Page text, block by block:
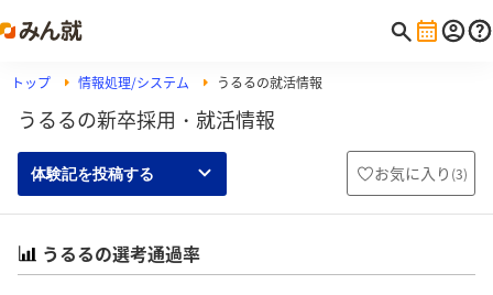
トップ 情報処理/システム うるるの就活情報
うるるの新卒採用・就活情報
体験記を投稿する お気に入り (3)
うるるの選考通過率